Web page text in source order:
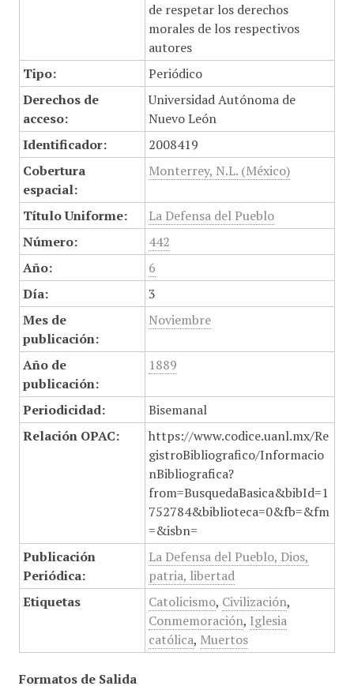
de respetar los derechos
morales de los respectivos
autores
Tipo:
Periódico
Derechos de
acceso:
Universidad Autónoma de
Nuevo León
Identificador:
2008419
Cobertura
espacial:
Monterrey, N.L. (México)
Título Uniforme:
La Defensa del Pueblo
Número:
442
Año:
6
Día:
3
Mes de
publicación:
Noviembre
Año de
publicación:
1889
Periodicidad:
Bisemanal
Relación OPAC:
https://www.codice.uanl.mx/Re
gistroBibliografico/Informacio
nBibliografica?
from=BusquedaBasica&bibId=1
752784&biblioteca=0&fb=&fm
=&isbn=
Publicación
Periódica:
La Defensa del Pueblo, Dios,
patria, libertad
Etiquetas
Catolicismo, Civilización,
Conmemoración, Iglesia
católica, Muertos
Formatos de Salida